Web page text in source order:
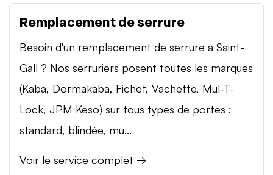
Remplacement de serrure
Besoin d'un remplacement de serrure à Saint-
Gall ? Nos serruriers posent toutes les marques
(Kaba, Dormakaba, Fichet, Vachette, Mul-T-
Lock, JPM Keso) sur tous types de portes :
standard, blindée, mu...
Voir le service complet →